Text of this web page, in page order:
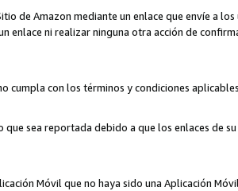
de Amazon mediante un enlace que envíe a
enlace ni realizar ninguna otra acción de
con los términos y condiciones
sea reportada debido a que los enlaces de
Móvil que no haya sido una Aplicación